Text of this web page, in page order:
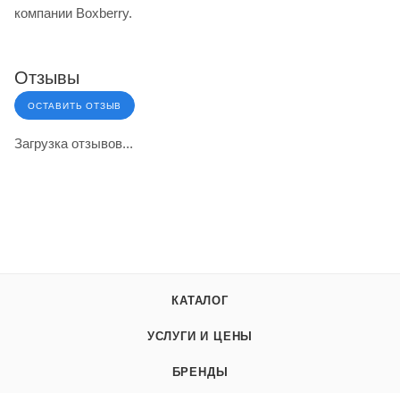
компании Boxberry.
Отзывы
ОСТАВИТЬ ОТЗЫВ
Загрузка отзывов...
КАТАЛОГ
УСЛУГИ И ЦЕНЫ
БРЕНДЫ